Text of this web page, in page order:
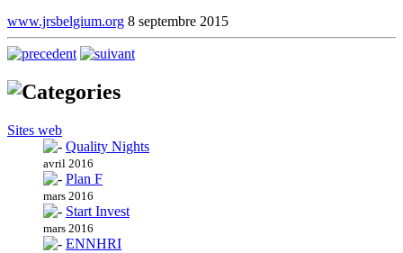
www.jrsbelgium.org 8 septembre 2015
Sites web
Quality Nights
avril 2016
Plan F
mars 2016
Start Invest
mars 2016
ENNHRI